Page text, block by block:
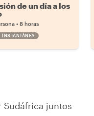
de un día a los
•8 horas
Sudáfrica juntos